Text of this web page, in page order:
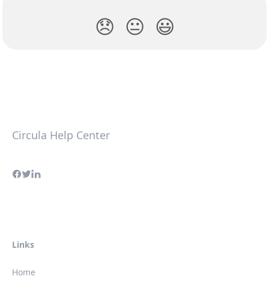
😞 😐 😃
Circula Help Center
Links
Home